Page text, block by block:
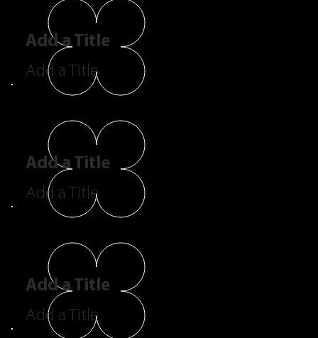
Add a Title
Add a Title
Add a Title
Add a Title
Add a Title
Add a Title